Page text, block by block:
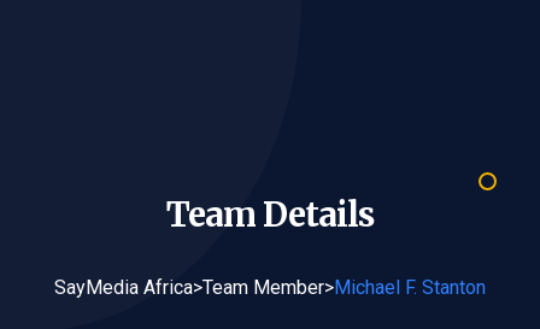
TeamDetails
SayMedia Africa>Team Member>Michael F. Stanton